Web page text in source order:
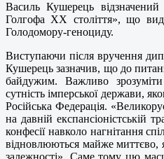
Василь Кушерець
Голгофа ХХ століття», що
Голодомору-геноциду.
Виступаючи після вручення
Кушерець зазначив, що до
байдужим. Важливо
сутність імперської держави,
Російська Федерація.
на давній експансіоністській
конфесії навколо нагнітання
відновлюються майже миттєво,